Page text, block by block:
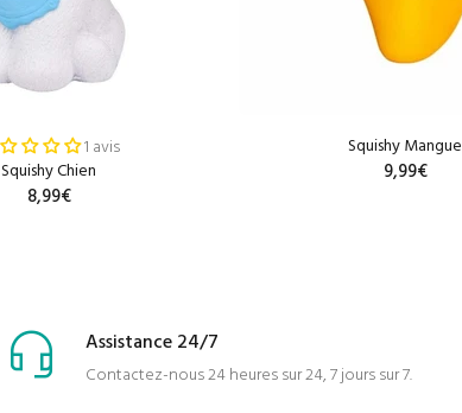
1 avis
Squishy Chien
8,99€
Squishy Mangue
9,99€
Assistance 24/7
Contactez-nous 24 heures sur 24, 7 jours sur 7.